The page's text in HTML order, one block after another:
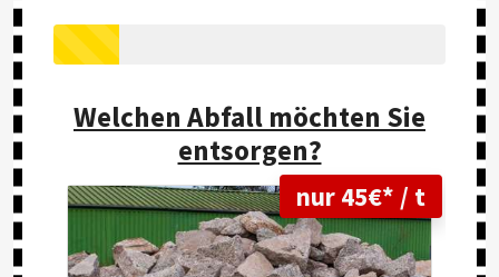
Welchen Abfall möchten Sie
entsorgen?
nur 45€* / t